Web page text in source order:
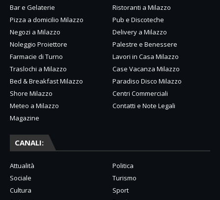
Bar e Gelaterie
Ristoranti a Milazzo
Pizza a domicilio Milazzo
Pub e Discoteche
Negozi a Milazzo
Delivery a Milazzo
Noleggio Proiettore
Palestre e Benessere
Farmacie di Turno
Lavori in Casa Milazzo
Traslochi a Milazzo
Case Vacanza Milazzo
Bed & Breakfast Milazzo
Paradiso Disco Milazzo
Shore Milazzo
Centri Commerciali
Meteo a Milazzo
Contatti e Note Legali
Magazine
CANALI:
Attualità
Politica
Sociale
Turismo
Cultura
Sport